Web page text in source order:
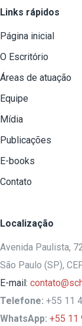
Links rápidos
Página inicial
O Escritório
Áreas de atuação
Equipe
Mídia
Publicações
E-books
Contato
Localização
Avenida Paulista,
São Paulo (SP),
E-mail:
Telefone: +55 11
WhatsApp: +55 11